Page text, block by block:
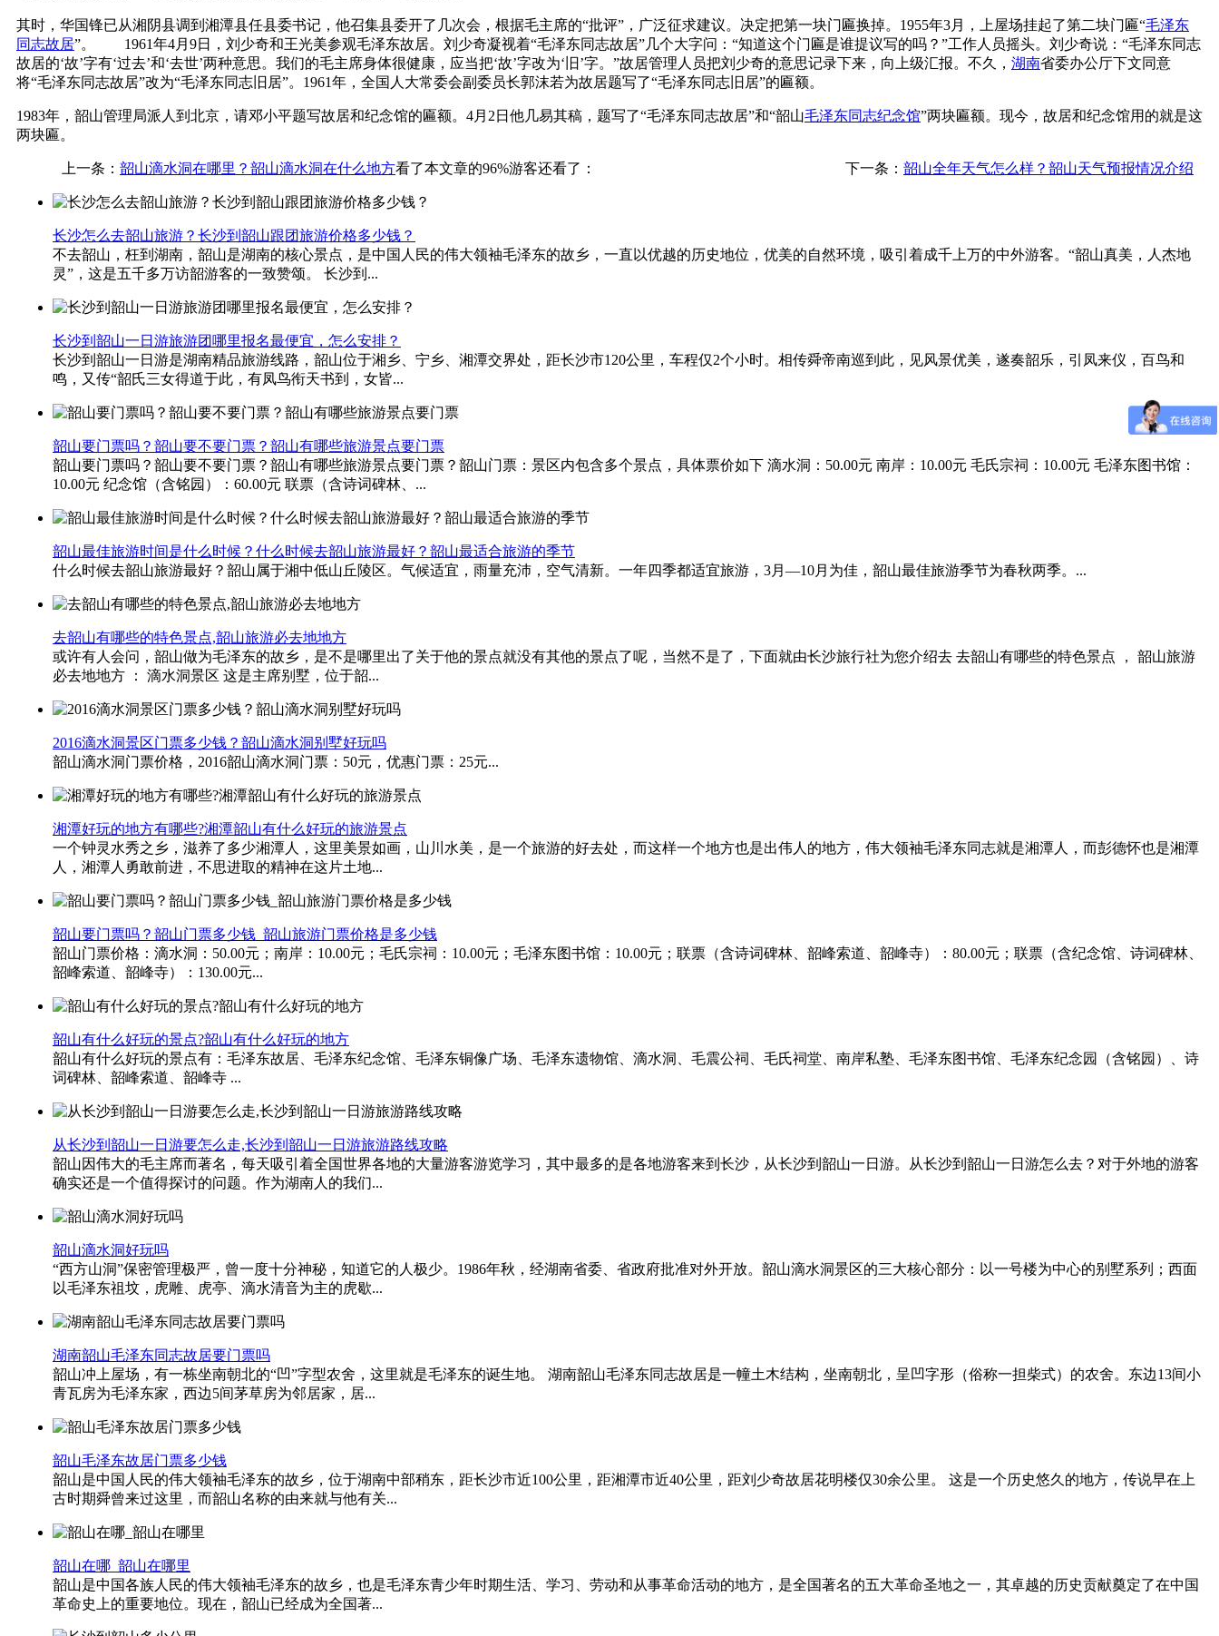
其时，华国锋已从湘阴县调到湘潭县任县委书记，他召集县委开了几次会，根据毛主席的“批评”，广泛征求建议。决定把第一块门匾换掉。1955年3月，上屋场挂起了第二块门匾“毛泽东
同志故居”。 1961年4月9日，刘少奇和王光美参观毛泽东故居。刘少奇凝视着“毛泽东同志故居”几个大字问：“知道这个门匾是谁提议写的吗？”工作人员摇头。刘少奇说：“毛泽东同志
故居的‘故’字有‘过去’和‘去世’两种意思。我们的毛主席身体很健康，应当把‘故’字改为‘旧’字。”故居管理人员把刘少奇的意思记录下来，向上级汇报。不久， 湖南省委办公厅下文同意
将“毛泽东同志故居”改为“毛泽东同志旧居”。1961年，全国人大常委会副委员长郭沫若为故居题写了“毛泽东同志旧居”的匾额。
1983年，韶山管理局派人到北京，请邓小平题写故居和纪念馆的匾额。4月2日他几易其稿，题写了“毛泽东同志故居”和“韶山毛泽东同志纪念馆”两块匾额。现今，故居和纪念馆用的就是这
两块匾。
上一条： 韶山滴水洞在哪里？韶山滴水洞在什么地方 下一条： 韶山全年天气怎么样？韶山天气预报情况介绍
看了本文章的96%游客还看了：
长沙怎么去韶山旅游？长沙到韶山跟团旅游价格多少钱？
不去韶山，枉到湖南，韶山是湖南的核心景点，是中国人民的伟大领袖毛泽东的故乡，一直以优越的历史地位，优美的自然环境，吸引着成千上万的中外游客。“韶山真美，人杰地
灵”，这是五千多万访韶游客的一致赞颂。 长沙到...
长沙到韶山一日游旅游团哪里报名最便宜，怎么安排？
长沙到韶山一日游是湖南精品旅游线路，韶山位于湘乡、宁乡、湘潭交界处，距长沙市120公里，车程仅2个小时。相传舜帝南巡到此，见风景优美，遂奏韶乐，引凤来仪，百鸟和
鸣，又传“韶氏三女得道于此，有凤鸟衔天书到，女皆...
韶山要门票吗？韶山要不要门票？韶山有哪些旅游景点要门票
韶山要门票吗？韶山要不要门票？韶山有哪些旅游景点要门票？韶山门票：景区内包含多个景点，具体票价如下 滴水洞：50.00元 南岸：10.00元 毛氏宗祠：10.00元 毛泽东图书馆：
10.00元 纪念馆（含铭园）：60.00元 联票（含诗词碑林、...
韶山最佳旅游时间是什么时候？什么时候去韶山旅游最好？韶山最适合旅游的季节
什么时候去韶山旅游最好？韶山属于湘中低山丘陵区。气候适宜，雨量充沛，空气清新。一年四季都适宜旅游，3月—10月为佳，韶山最佳旅游季节为春秋两季。...
去韶山有哪些的特色景点,韶山旅游必去地地方
或许有人会问，韶山做为毛泽东的故乡，是不是哪里出了关于他的景点就没有其他的景点了呢，当然不是了，下面就由长沙旅行社为您介绍去 去韶山有哪些的特色景点 ， 韶山旅游
必去地地方 ： 滴水洞景区 这是主席别墅，位于韶...
2016滴水洞景区门票多少钱？韶山滴水洞别墅好玩吗
韶山滴水洞门票价格，2016韶山滴水洞门票：50元，优惠门票：25元...
湘潭好玩的地方有哪些?湘潭韶山有什么好玩的旅游景点
一个钟灵水秀之乡，滋养了多少湘潭人，这里美景如画，山川水美，是一个旅游的好去处，而这样一个地方也是出伟人的地方，伟大领袖毛泽东同志就是湘潭人，而彭德怀也是湘潭
人，湘潭人勇敢前进，不思进取的精神在这片土地...
韶山要门票吗？韶山门票多少钱_韶山旅游门票价格是多少钱
韶山​门票价格：滴水洞：50.00元；南岸：10.00元；毛氏宗祠：10.00元；毛泽东图书馆：10.00元；联票（含诗词碑林、韶峰索道、韶峰寺）：80.00元；联票（含纪念馆、诗词碑林、
韶峰索道、韶峰寺）：130.00元...
韶山有什么好玩的景点?韶山有什么好玩的地方
韶山有什么好玩的景点有：毛泽东故居、毛泽东纪念馆、毛泽东铜像广场、毛泽东遗物馆、滴水洞、毛震公祠、毛氏祠堂、南岸私塾、毛泽东图书馆、毛泽东纪念园（含铭园）、诗
词碑林、韶峰索道、韶峰寺 ...
从长沙到韶山一日游要怎么走,长沙到韶山一日游旅游路线攻略
韶山因伟大的毛主席而著名，每天吸引着全国世界各地的大量游客游览学习，其中最多的是各地游客来到长沙，从长沙到韶山一日游。从长沙到韶山一日游怎么去？对于外地的游客
确实还是一个值得探讨的问题。作为湖南人的我们...
韶山滴水洞好玩吗
“西方山洞”保密管理极严，曾一度十分神秘，知道它的人极少。1986年秋，经湖南省委、省政府批准对外开放。韶山滴水洞景区的三大核心部分：以一号楼为中心的别墅系列；西面
以毛泽东祖坟，虎雕、虎亭、滴水清音为主的虎歇...
湖南韶山毛泽东同志故居要门票吗
韶山冲上屋场，有一栋坐南朝北的“凹”字型农舍，这里就是毛泽东的诞生地。 湖南韶山毛泽东同志故居是一幢土木结构，坐南朝北，呈凹字形（俗称一担柴式）的农舍。东边13间小
青瓦房为毛泽东家，西边5间茅草房为邻居家，居...
韶山毛泽东故居门票多少钱
韶山是中国人民的伟大领袖毛泽东的故乡，位于湖南中部稍东，距长沙市近100公里，距湘潭市近40公里，距刘少奇故居花明楼仅30余公里。 这是一个历史悠久的地方，传说早在上
古时期舜曾来过这里，而韶山名称的由来就与他有关...
韶山在哪_韶山在哪里
韶山是中国各族人民的伟大领袖毛泽东的故乡，也是毛泽东青少年时期生活、学习、劳动和从事革命活动的地方，是全国著名的五大革命圣地之一，其卓越的历史贡献奠定了在中国
革命史上的重要地位。现在，韶山已经成为全国著...